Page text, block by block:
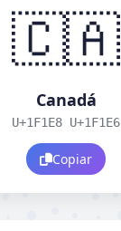
🇨🇦
Canadá
U+1F1E8 U+1F1E6
Copiar